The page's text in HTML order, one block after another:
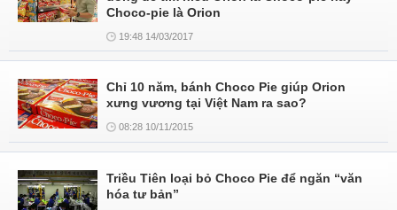
Choco-pie là Orion
19:48 14/03/2017
Chỉ 10 năm, bánh Choco Pie giúp Orion
xưng vương tại Việt Nam ra sao?
08:28 10/11/2015
Triều Tiên loại bỏ Choco Pie để ngăn “văn
hóa tư bản”